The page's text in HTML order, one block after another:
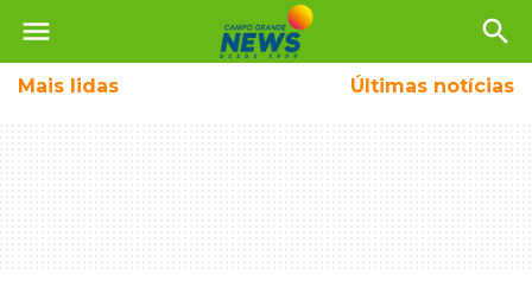
menu search
Mais lidas Últimas notícias